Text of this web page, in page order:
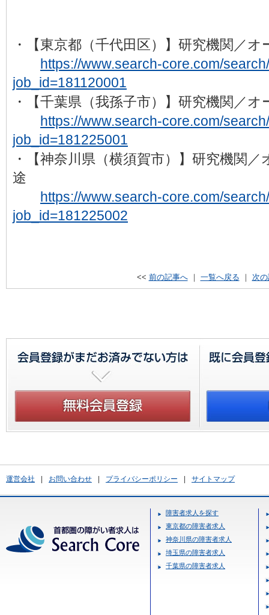
・【東京都（千代田区）】研究機関／
https://www.search-core.com/
job_id=181120001
・【千葉県（我孫子市）】研究機関／
https://www.search-core.com/
job_id=181225001
・【神奈川県（横須賀市）】研究機関
途
https://www.search-core.com/
job_id=181225002
<< 前の記事へ｜ 一覧へ戻る ｜ 次
運営会社 お問い合わせ プライバシーポリシー サイトマップ
障害者求人を探す
東京都の障害者求人
神奈川県の障害者求人
埼玉県の障害者求人
千葉県の障害者求人